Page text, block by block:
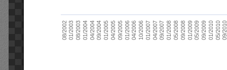
08/200201/200308/200301/200404/200409/200401/200504/200509/200501/200604/200610/200601/200704/200709/200701/200805/200809/200801/200905/200909/200901/201005/201009/